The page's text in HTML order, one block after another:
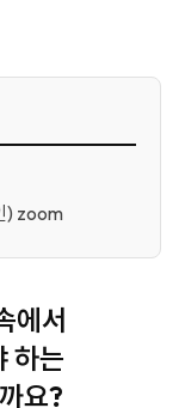
) zoom
에서
하는
요?